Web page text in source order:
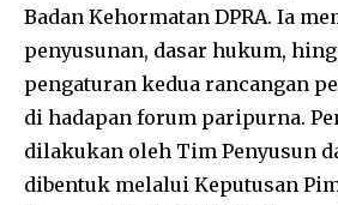
Badan Kehormatan DPRA. Ia
penyusunan, dasar hukum,
pengaturan kedua rancangan
di hadapan forum paripurna.
dilakukan oleh Tim Penyusun
dibentuk melalui Keputusan